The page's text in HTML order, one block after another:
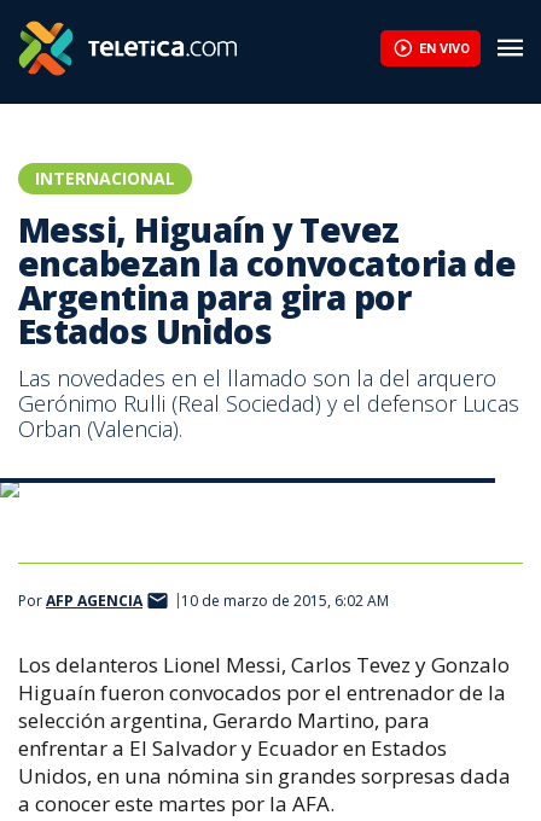
EN VIVO
INTERNACIONAL
Messi, Higuaín y Tevez
encabezan la convocatoria de
Argentina para gira por
Estados Unidos
Las novedades en el llamado son la del arquero
Gerónimo Rulli (Real Sociedad) y el defensor Lucas
Orban (Valencia).
PorAFP AGENCIA 10 de marzo de 2015, 6:02 AM
Los delanteros Lionel Messi, Carlos Tevez y Gonzalo
Higuaín fueron convocados por el entrenador de la
selección argentina, Gerardo Martino, para
enfrentar a El Salvador y Ecuador en Estados
Unidos, en una nómina sin grandes sorpresas dada
a conocer este martes por la AFA.